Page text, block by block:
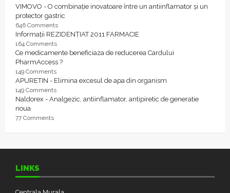
VIMOVO - O combinație inovatoare între un antiinflamator și un
protector gastric
646 Comments
Informații REZIDENȚIAT 2011 FARMACIE
164 Comments
Ce medicamente beneficiaza de reducerea Cardului
PharmAccess ?
149 Comments
APURETIN - Elimina excesul de apa din organism
149 Comments
Naldorex - Analgezic, antiinflamator, antipiretic de generatie
noua
77 Comments
LINKS